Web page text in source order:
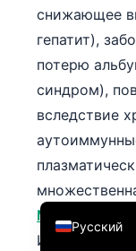
снижающее
гепатит),
потерю
синдром),
вследствие
Русский
English
Deutsch
العربية
עִבְרִית
Italiano
Español